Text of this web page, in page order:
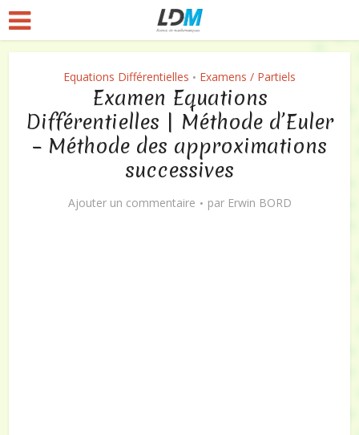
Equations Différentielles • Examens / Partiels
Examen Equations
Différentielles | Méthode d’Euler
– Méthode des approximations
successives
Ajouter un commentaire par Erwin BORD